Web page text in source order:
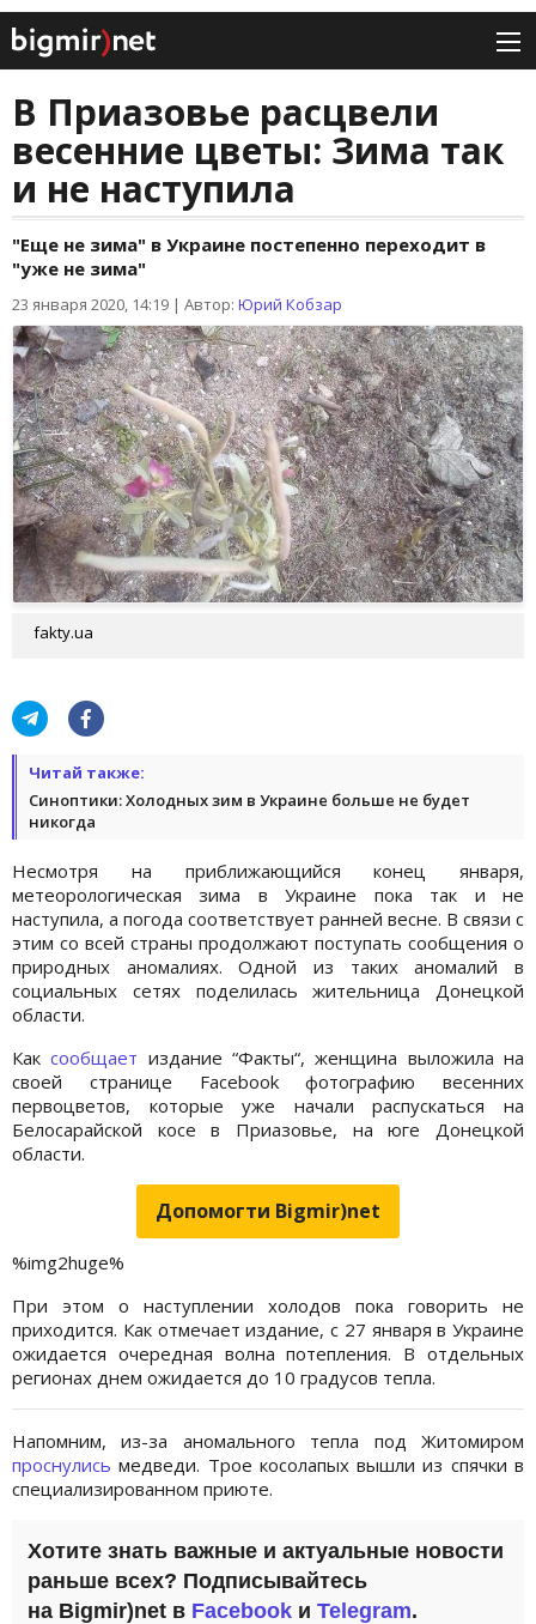
В Приазовье расцвели
весенние цветы: Зима так
и не наступила
"Еще не зима" в Украине постепенно переходит в
"уже не зима"
23 января 2020, 14:19 | Автор: Юрий Кобзар
fakty.ua
Читай также:
Синоптики: Холодных зим в Украине больше не будет
никогда
Несмотря на приближающийся конец января,
метеорологическая зима в Украине пока так и не
наступила, а погода соответствует ранней весне. В связи с
этим со всей страны продолжают поступать сообщения о
природных аномалиях. Одной из таких аномалий в
социальных сетях поделилась жительница Донецкой
области.
Каксообщает издание “Факты“, женщина выложила на
своей странице Facebook фотографию весенних
первоцветов, которые уже начали распускаться на
Белосарайской косе в Приазовье, на юге Донецкой
области.
Допомогти Bigmir)net
%img2huge%
При этом о наступлении холодов пока говорить не
приходится. Как отмечает издание, с 27 января в Украине
ожидается очередная волна потепления. В отдельных
регионах днем ожидается до 10 градусов тепла.
Напомним, из-за аномального тепла под Житомиром
проснулись медведи. Трое косолапых вышли из спячки в
специализированном приюте.
Хотите знать важные и актуальные новости
раньше всех? Подписывайтесь
на Bigmir)net в Facebook и Telegram.